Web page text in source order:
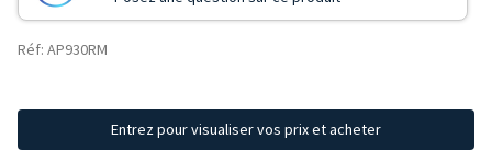
Réf: AP930RM
Entrez pour visualiser vos prix et acheter